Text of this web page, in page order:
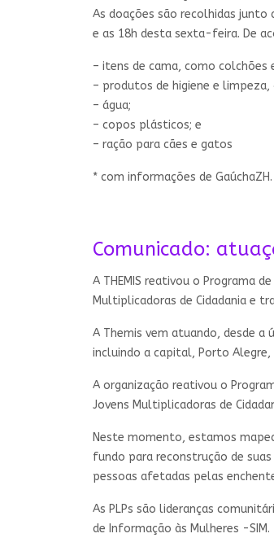
As doações são recolhidas junto
e as 18h desta sexta-feira. De
– itens de cama, como
– produtos de higiene e
– água;
– copos plásticos; e
– ração para cães e gatos
* com informações de GaúchaZH.
Comunicado:
A THEMIS reativou o Programa
Multiplicadoras de Cidadania e
A Themis vem atuando, desde
incluindo a capital, Porto
A organização reativou o
Jovens Multiplicadoras de
Neste momento, estamos
fundo para reconstrução de
pessoas afetadas pelas
As PLPs são lideranças
de Informação às Mulheres -